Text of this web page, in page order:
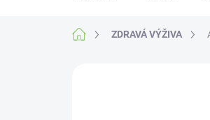
DomovZDRAVÁ VÝŽIVA